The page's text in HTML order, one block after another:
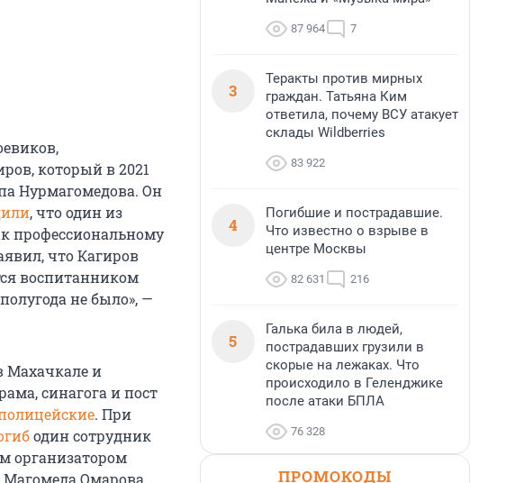
который в 2021
Нурмагомедова. Он
, что один из
профессиональному
что Кагиров
воспитанником
не было», —
Махачкале и
синагога и пост
. При
один сотрудник
организатором
Омарова.
87 964 7
3
Теракты против мирных
граждан. Татьяна Ким
ответила, почему ВСУ атакует
склады Wildberries
83 922
4
Погибшие и пострадавшие.
Что известно о взрыве в
центре Москвы
82 631 216
5
Галька била в людей,
пострадавших грузили в
скорые на лежаках. Что
происходило в Геленджике
после атаки БПЛА
76 328
ПРОМОКОДЫ